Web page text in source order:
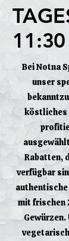
Bei Notna
unser
köstliches
Rabatten,
verfügbar
mit frischen